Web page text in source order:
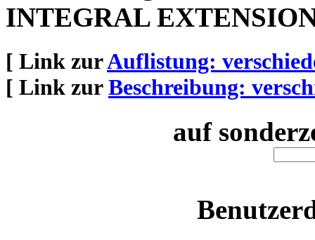
INTEGRAL
[ Link zurAuflistung:
[ Link zurBeschreibung:
auf